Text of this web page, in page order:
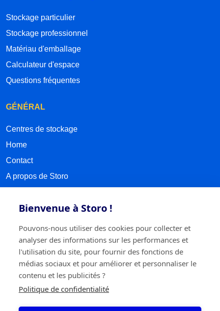
Bienvenue à Storo !
Pouvons-nous utiliser des cookies pour collecter et
analyser des informations sur les performances et
l'utilisation du site, pour fournir des fonctions de
médias sociaux et pour améliorer et personnaliser le
contenu et les publicités ?
Politique de confidentialité
Stockage particulier
Stockage professionnel
Matériau d'emballage
Calculateur d'espace
Questions fréquentes
GÉNÉRAL
Centres de stockage
Home
Contact
A propos de Storo
Sitemap